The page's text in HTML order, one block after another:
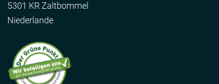
5301 KR Zaltbommel
Niederlande